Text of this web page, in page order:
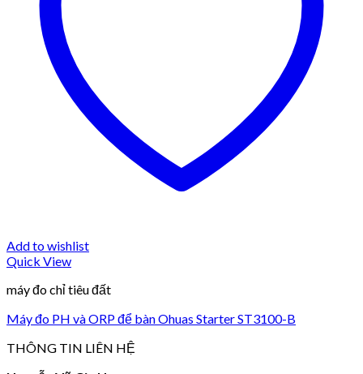
Add to wishlist
Quick View
máy đo chỉ tiêu đất
Máy đo PH và ORP để bàn Ohuas Starter ST3100-B
THÔNG TIN LIÊN HỆ